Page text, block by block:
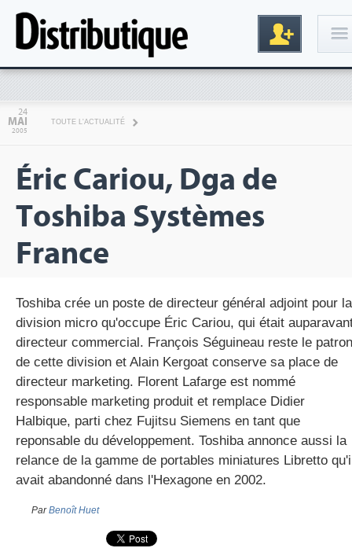
gratuite
24
MAI
2005
TOUTE L'ACTUALITÉ
Éric Cariou, Dga de
Toshiba Systèmes
France
Toshiba crée un poste de directeur général adjoint pour la
division micro qu'occupe Éric Cariou, qui était
directeur commercial. François Séguineau reste le patron
de cette division et Alain Kergoat conserve sa place de
directeur marketing. Florent Lafarge est nommé
responsable marketing produit et remplace Didier
Halbique, parti chez Fujitsu Siemens en tant que
reponsable du développement. Toshiba annonce aussi la
relance de la gamme de portables miniatures Libretto
avait abandonné dans l'Hexagone en 2002.
ParBenoît Huet